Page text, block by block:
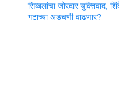
सिब्बलांचा जोरदार युक्तिवाद;
गटाच्या अडचणी वाढणार?